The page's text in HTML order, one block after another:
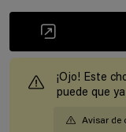
¡Ojo! Este
puede que
Avisar de